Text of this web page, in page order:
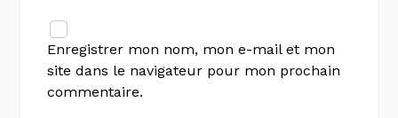
Enregistrer mon nom, mon e-mail et mon
site dans le navigateur pour mon prochain
commentaire.